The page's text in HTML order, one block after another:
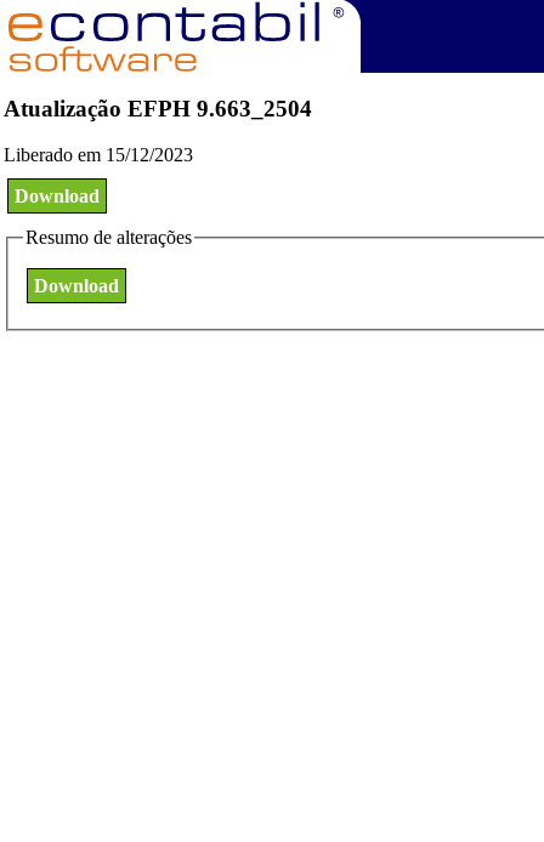
Atualização EFPH 9.663_2504
Liberado em 15/12/2023
Download
Resumo de alterações
Download